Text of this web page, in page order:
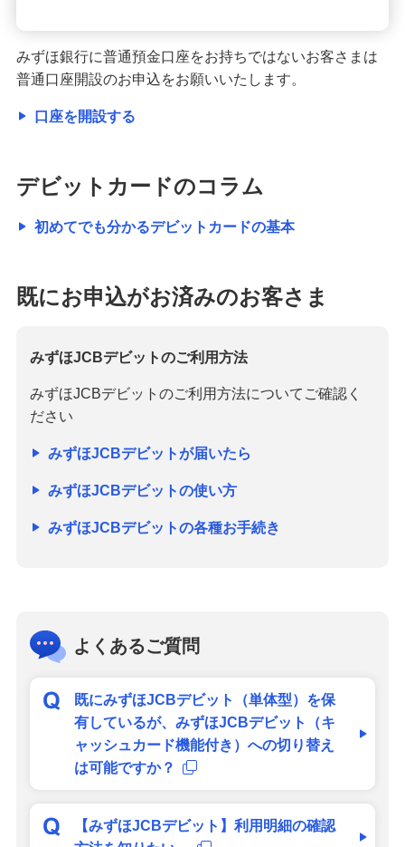
みずほ銀行に普通預金口座をお持ちではないお客さまは
普通口座開設のお申込をお願いいたします。
口座を開設する
デビットカードのコラム
初めてでも分かるデビットカードの基本
既にお申込がお済みのお客さま
みずほJCBデビットのご利用方法
みずほJCBデビットのご利用方法についてご確認く
ださい
みずほJCBデビットが届いたら
みずほJCBデビットの使い方
みずほJCBデビットの各種お手続き
よくあるご質問
既にみずほJCBデビット（単体型）を保
有しているが、みずほJCBデビット（キ
ャッシュカード機能付き）への切り替え
は可能ですか？
【みずほJCBデビット】利用明細の確認